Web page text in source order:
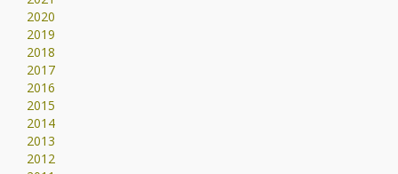
2020
2019
2018
2017
2016
2015
2014
2013
2012